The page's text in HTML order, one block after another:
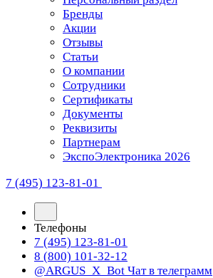
Бренды
Акции
Отзывы
Статьи
О компании
Сотрудники
Сертификаты
Документы
Реквизиты
Партнерам
ЭкспоЭлектроника 2026
7 (495) 123-81-01
Телефоны
7 (495) 123-81-01
8 (800) 101-32-12
@ARGUS_X_Bot Чат в телеграмм